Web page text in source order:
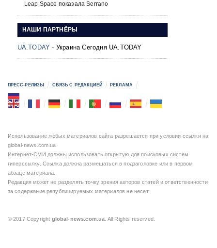
Leap Space показала Serrano
НАШИ ПАРТНЁРЫ
UA.TODAY - Украина Сегодня UA.TODAY
ПРЕСС-РЕЛИЗЫ СВЯЗЬ С РЕДАКЦИЕЙ РЕКЛАМА
Использование любых материалов сайта разрешается при условии ссылки на
global-news.com.ua
Интернет-СМИ должны использовать открытую для поисковых систем
гиперссылку. Ссылка должна размещаться в подзаголовке или в первом
абзаце материала.
Редакция может не разделять точку зрения авторов статей и ответственности
за содержание републицируемых материалов не несет.
© 2017 Copyright global-news.com.ua . All Rights reserved.